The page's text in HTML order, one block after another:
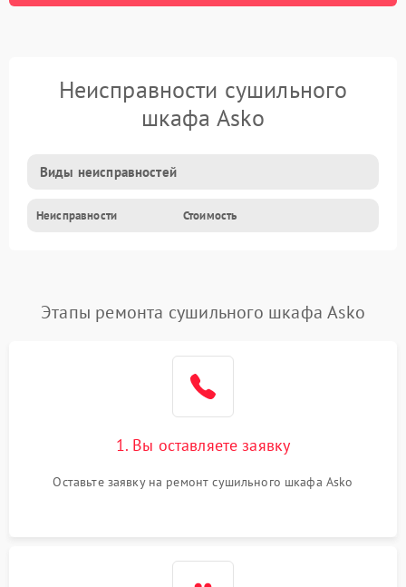
Неисправности сушильного
шкафа Asko
Виды неисправностей
Неисправности Стоимость
Этапы ремонта сушильного шкафа Asko
1. Вы оставляете заявку
Оставьте заявку на ремонт сушильного шкафа Asko